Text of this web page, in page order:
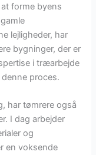
forme byens
lejligheder, har
bygninger, der er
i træarbejde
proces.
har tømrere også
I dag arbejder
og
en voksende